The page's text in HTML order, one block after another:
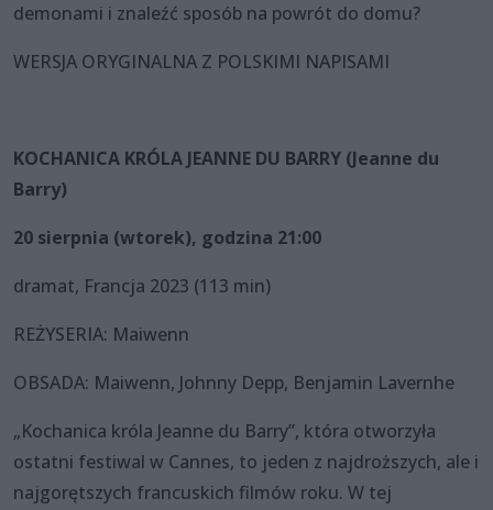
demonami i znaleźć sposób na powrót do domu?
WERSJA ORYGINALNA Z POLSKIMI NAPISAMI
KOCHANICA KRÓLA JEANNE DU BARRY (Jeanne du
Barry)
20 sierpnia (wtorek), godzina 21:00
dramat, Francja 2023 (113 min)
REŻYSERIA: Maiwenn
OBSADA: Maiwenn, Johnny Depp, Benjamin Lavernhe
„Kochanica króla Jeanne du Barry”, która otworzyła
ostatni festiwal w Cannes, to jeden z najdroższych, ale i
najgorętszych francuskich filmów roku. W tej